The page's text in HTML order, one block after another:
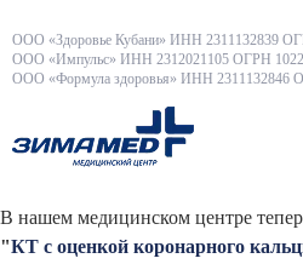
ООО «Здоровье Кубани» ИНН 2311132839
ООО «Импульс» ИНН 2312021105 ОГРН
ООО «Формула здоровья» ИНН 2311132846
В нашем медицинском центре
"КТ с оценкой коронарного